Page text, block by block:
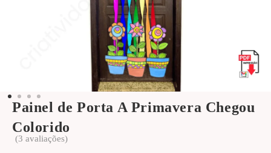
Painel de Porta A Primavera Chegou
Colorido
(3 avaliações)